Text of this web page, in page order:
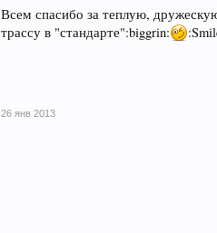
Всем спасибо за теплую,
трассу в "стандарте":biggrin:
26 янв 2013